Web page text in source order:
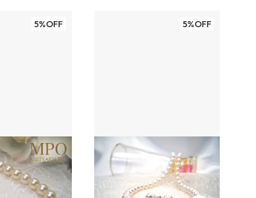
5%OFF 5%OFF